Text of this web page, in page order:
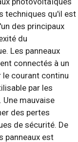
techniques qu'il est
des principaux
du
Les panneaux
connectés à un
le courant continu
par les
mauvaise
des pertes
de sécurité. De
panneaux est